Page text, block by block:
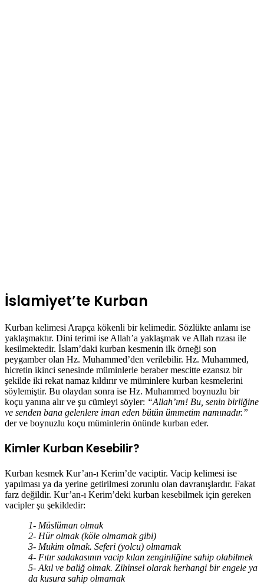
İslamiyet’te Kurban
Kurban kelimesi Arapça kökenli bir kelimedir. Sözlükte anlamı ise
yaklaşmaktır. Dini terimi ise Allah’a yaklaşmak ve Allah rızası ile
kesilmektedir. İslam’daki kurban kesmenin ilk örneği son
peygamber olan Hz. Muhammed’den verilebilir. Hz. Muhammed,
hicretin ikinci senesinde müminlerle beraber mescitte ezansız bir
şekilde iki rekat namaz kıldırır ve müminlere kurban kesmelerini
söylemiştir. Bu olaydan sonra ise Hz. Muhammed boynuzlu bir
koçu yanına alır ve şu cümleyi söyler: “Allah’ım! Bu, senin birliğine
ve senden bana gelenlere iman eden bütün ümmetim namınadır.”
der ve boynuzlu koçu müminlerin önünde kurban eder.
Kimler Kurban Kesebilir?
Kurban kesmek Kur’an-ı Kerim’de vaciptir. Vacip kelimesi ise
yapılması ya da yerine getirilmesi zorunlu olan davranışlardır. Fakat
farz değildir. Kur’an-ı Kerim’deki kurban kesebilmek için gereken
vacipler şu şekildedir:
1- Müslüman olmak
2- Hür olmak (köle olmamak gibi)
3- Mukim olmak. Seferi (yolcu) olmamak
4- Fıtır sadakasının vacip kılan zenginliğine sahip olabilmek
5- Akıl ve baliğ olmak. Zihinsel olarak herhangi bir engele ya
da kusura sahip olmamak